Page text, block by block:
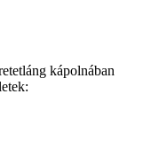
kápolnában